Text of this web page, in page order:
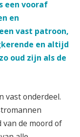
een vooraf
en
vast patroon,
en altijd
oud zijn als de
vast onderdeel.
van de moord of